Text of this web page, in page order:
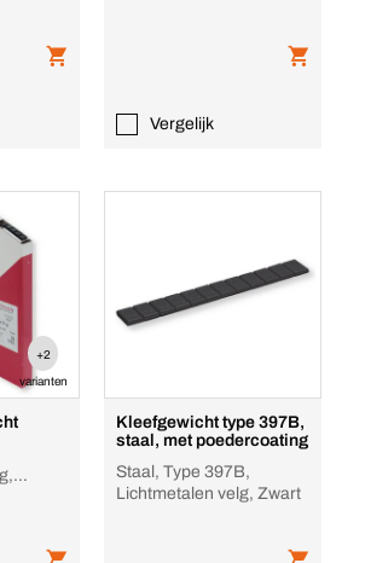
Vergelijk
+2
varianten
Kleefgewicht type 397B,
staal, met poedercoating
Staal, Type 397B,
Lichtmetalen velg, Zwart